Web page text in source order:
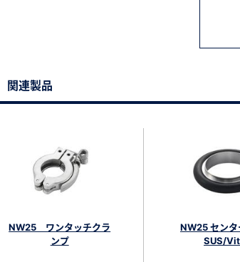
関連製品
NW25 ワンタッチクラ
ンプ
NW25 センタ
SUS/